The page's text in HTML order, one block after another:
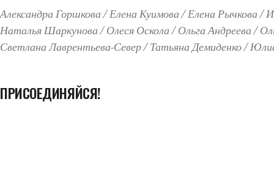
Александра Горшкова Елена Куимова Елена Рычкова
Наталья Шаркунова
Олеся Оскола Ольга Андреева
Светлана Лаврентьева-Север
Татьяна Демиденко
ПРИСОЕДИНЯЙСЯ!